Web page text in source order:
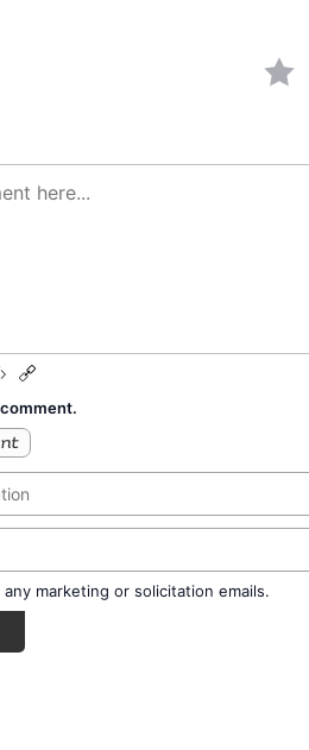
marketing or solicitation emails.